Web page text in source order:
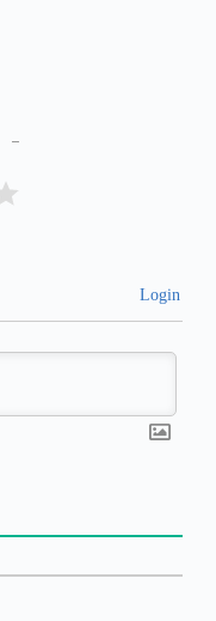
Login